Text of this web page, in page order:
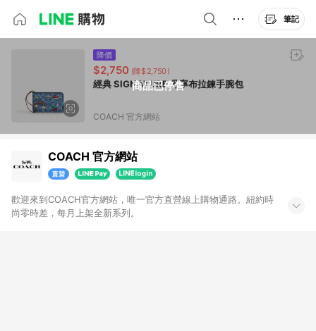
筆記
商品已停售
降價
$2,750 (降$2,750)
經典 SIGNATURE 丹寧布拉鍊手腕包
COACH 官方網站
COACH 官方網站
歡迎來到COACH官方網站，唯一官方直營線上購物通路。紐約時
尚零時差，每月上架全新系列。